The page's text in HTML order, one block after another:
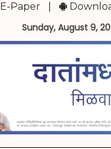
E-Paper
Sunday, August 9,